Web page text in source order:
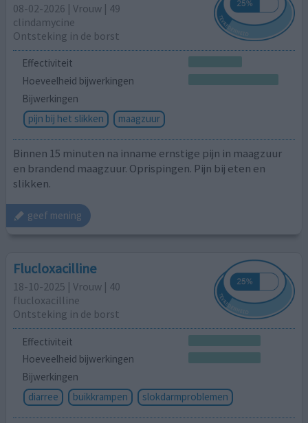
08-02-2026 | Vrouw | 49
clindamycine
Ontsteking in de borst
Effectiviteit
Hoeveelheid bijwerkingen
Bijwerkingen
pijn bij het slikken
maagzuur
Binnen 15 minuten na inname ernstige pijn in maagzuur
en brandend maagzuur. Oprispingen. Pijn bij eten en
slikken.
geef mening
Flucloxacilline
18-10-2025 | Vrouw | 40
flucloxacilline
Ontsteking in de borst
Effectiviteit
Hoeveelheid bijwerkingen
Bijwerkingen
diarree
buikkrampen slokdarmproblemen